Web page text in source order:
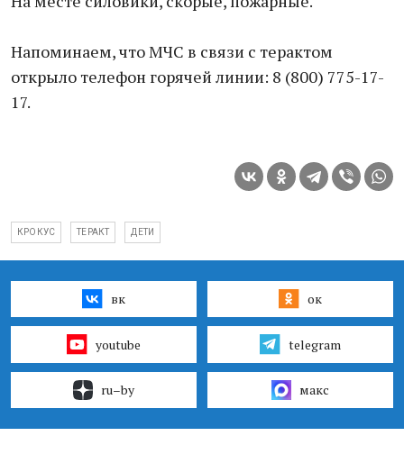
Напоминаем, что МЧС в связи с терактом
открыло телефон горячей линии: 8 (800) 775-17-
17.
КРОКУС ТЕРАКТ ДЕТИ
вк ок
youtube telegram
ru–by макс